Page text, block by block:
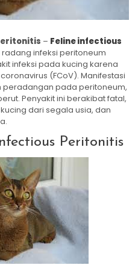
– Feline infectious
radang infeksi peritoneum
infeksi pada kucing karena
(FCoV). Manifestasi
peradangan pada peritoneum,
Penyakit ini berakibat fatal,
dari segala usia, dan
Peritonitis